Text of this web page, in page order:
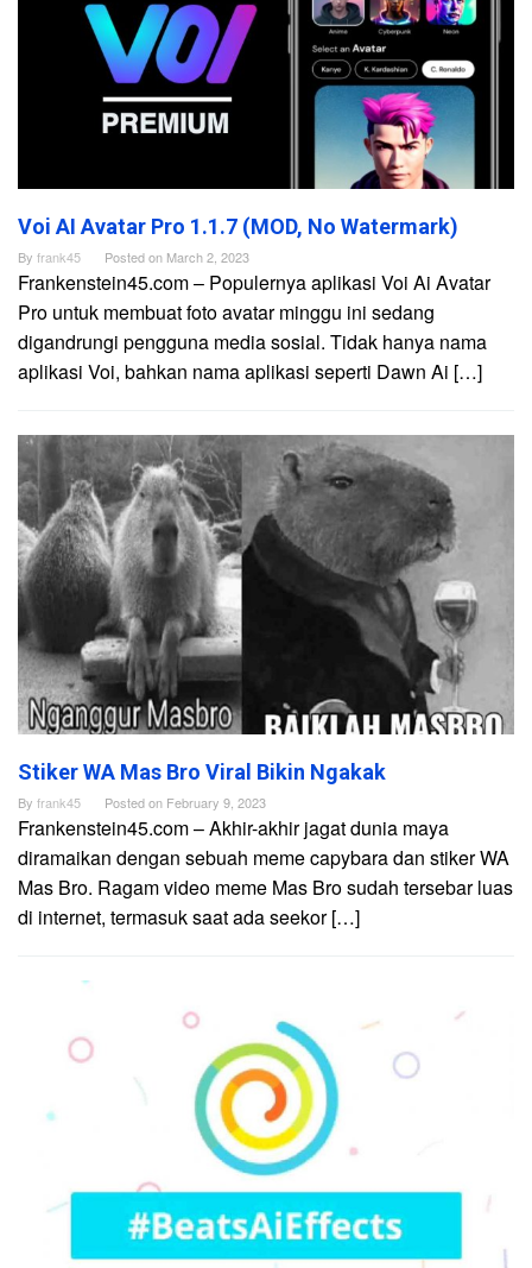
Voi AI Avatar Pro 1.1.7 (MOD, No Watermark)
By frank45 Posted on March 2, 2023
Frankenstein45.com – Populernya aplikasi Voi Ai Avatar
Pro untuk membuat foto avatar minggu ini sedang
digandrungi pengguna media sosial. Tidak hanya nama
aplikasi Voi, bahkan nama aplikasi seperti Dawn Ai […]
Stiker WA Mas Bro Viral Bikin Ngakak
By frank45 Posted on February 9, 2023
Frankenstein45.com – Akhir-akhir jagat dunia maya
diramaikan dengan sebuah meme capybara dan stiker WA
Mas Bro. Ragam video meme Mas Bro sudah tersebar luas
di internet, termasuk saat ada seekor […]